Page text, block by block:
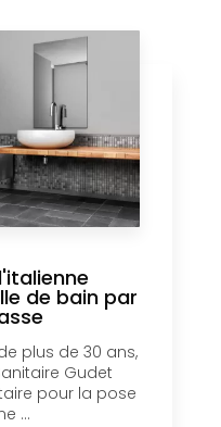
de bain par
plus de 30 ans,
Gudet
pour la pose
...